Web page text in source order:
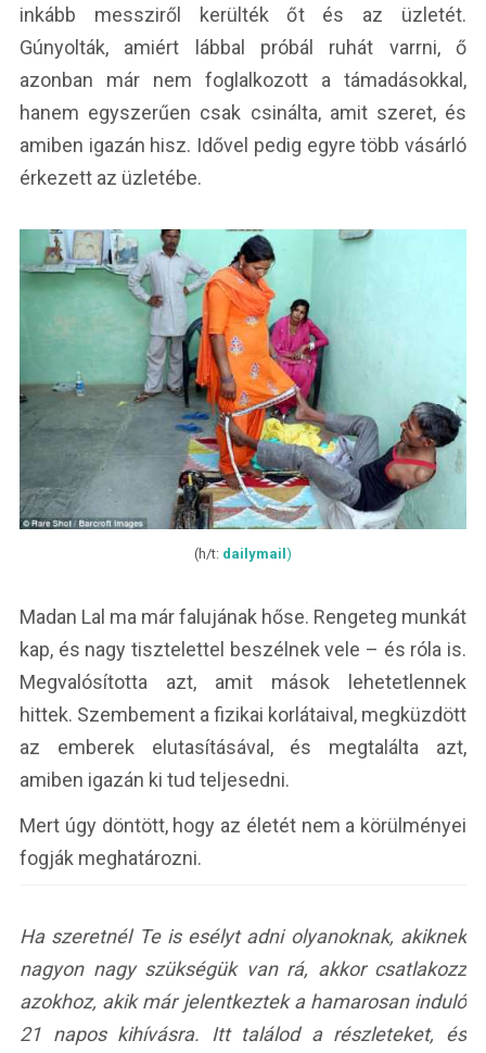
inkább messziről kerülték őt és az üzletét.
Gúnyolták, amiért lábbal próbál ruhát varrni, ő
azonban már nem foglalkozott a támadásokkal,
hanem egyszerűen csak csinálta, amit szeret, és
amiben igazán hisz. Idővel pedig egyre több vásárló
érkezett az üzletébe.
(h/t: dailymail)
Madan Lal ma már falujának hőse. Rengeteg munkát
kap, és nagy tisztelettel beszélnek vele – és róla is.
Megvalósította azt, amit mások lehetetlennek
hittek. Szembement a fizikai korlátaival, megküzdött
az emberek elutasításával, és megtalálta azt,
amiben igazán ki tud teljesedni.
Mert úgy döntött, hogy az életét nem a körülményei
fogják meghatározni.
Ha szeretnél Te is esélyt adni olyanoknak, akiknek
nagyon nagy szükségük van rá, akkor csatlakozz
azokhoz, akik már jelentkeztek a hamarosan induló
21 napos kihívásra. Itt találod a részleteket, és